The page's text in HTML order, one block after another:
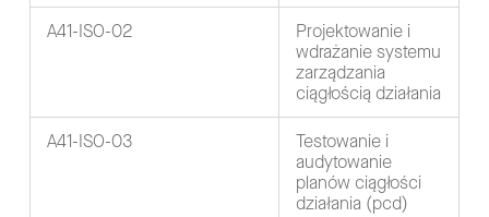
A41-ISO-02
Projektowanie i
wdrażanie systemu
zarządzania
ciągłością działania
A41-ISO-03
Testowanie i
audytowanie
planów ciągłości
działania (pcd)